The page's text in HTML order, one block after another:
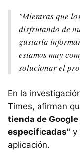
"Mientras que
disfrutando de
gustaría
estamos muy
solucionar el
En la
Times, afirman
tienda de
especificadas" y
aplicación.